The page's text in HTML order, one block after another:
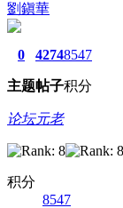
劉鎭華
0
主题
4274
帖子
8547
积分
论坛元老
积分
8547